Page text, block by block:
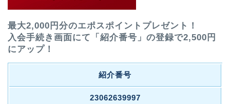
最大2,000円分のエポスポイントプレゼント！
入会手続き画面にて「紹介番号」の登録で2,500円
にアップ！
紹介番号
23062639997